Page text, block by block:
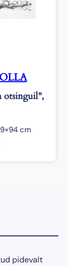
otsinguil",
cm
pidevalt